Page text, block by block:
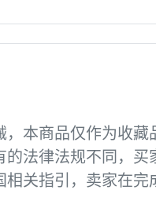
本商品仅作为收
法律法规不同，
关指引，卖家在完